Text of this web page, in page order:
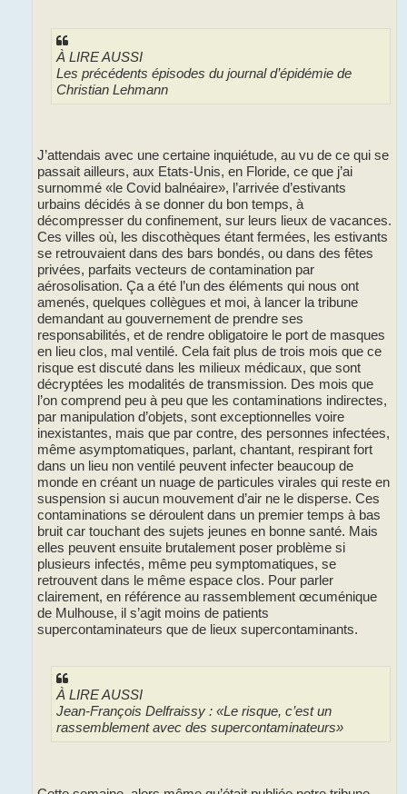
À LIRE AUSSI
Les précédents épisodes du journal d’épidémie de
Christian Lehmann
J’attendais avec une certaine inquiétude, au vu de ce qui se
passait ailleurs, aux Etats-Unis, en Floride, ce que j’ai
surnommé «le Covid balnéaire», l’arrivée d’estivants
urbains décidés à se donner du bon temps, à
décompresser du confinement, sur leurs lieux de vacances.
Ces villes où, les discothèques étant fermées, les estivants
se retrouvaient dans des bars bondés, ou dans des fêtes
privées, parfaits vecteurs de contamination par
aérosolisation. Ça a été l’un des éléments qui nous ont
amenés, quelques collègues et moi, à lancer la tribune
demandant au gouvernement de prendre ses
responsabilités, et de rendre obligatoire le port de masques
en lieu clos, mal ventilé. Cela fait plus de trois mois que ce
risque est discuté dans les milieux médicaux, que sont
décryptées les modalités de transmission. Des mois que
l’on comprend peu à peu que les contaminations indirectes,
par manipulation d’objets, sont exceptionnelles voire
inexistantes, mais que par contre, des personnes infectées,
même asymptomatiques, parlant, chantant, respirant fort
dans un lieu non ventilé peuvent infecter beaucoup de
monde en créant un nuage de particules virales qui reste en
suspension si aucun mouvement d’air ne le disperse. Ces
contaminations se déroulent dans un premier temps à bas
bruit car touchant des sujets jeunes en bonne santé. Mais
elles peuvent ensuite brutalement poser problème si
plusieurs infectés, même peu symptomatiques, se
retrouvent dans le même espace clos. Pour parler
clairement, en référence au rassemblement œcuménique
de Mulhouse, il s’agit moins de patients
supercontaminateurs que de lieux supercontaminants.
À LIRE AUSSI
Jean-François Delfraissy : «Le risque, c’est un
rassemblement avec des supercontaminateurs»